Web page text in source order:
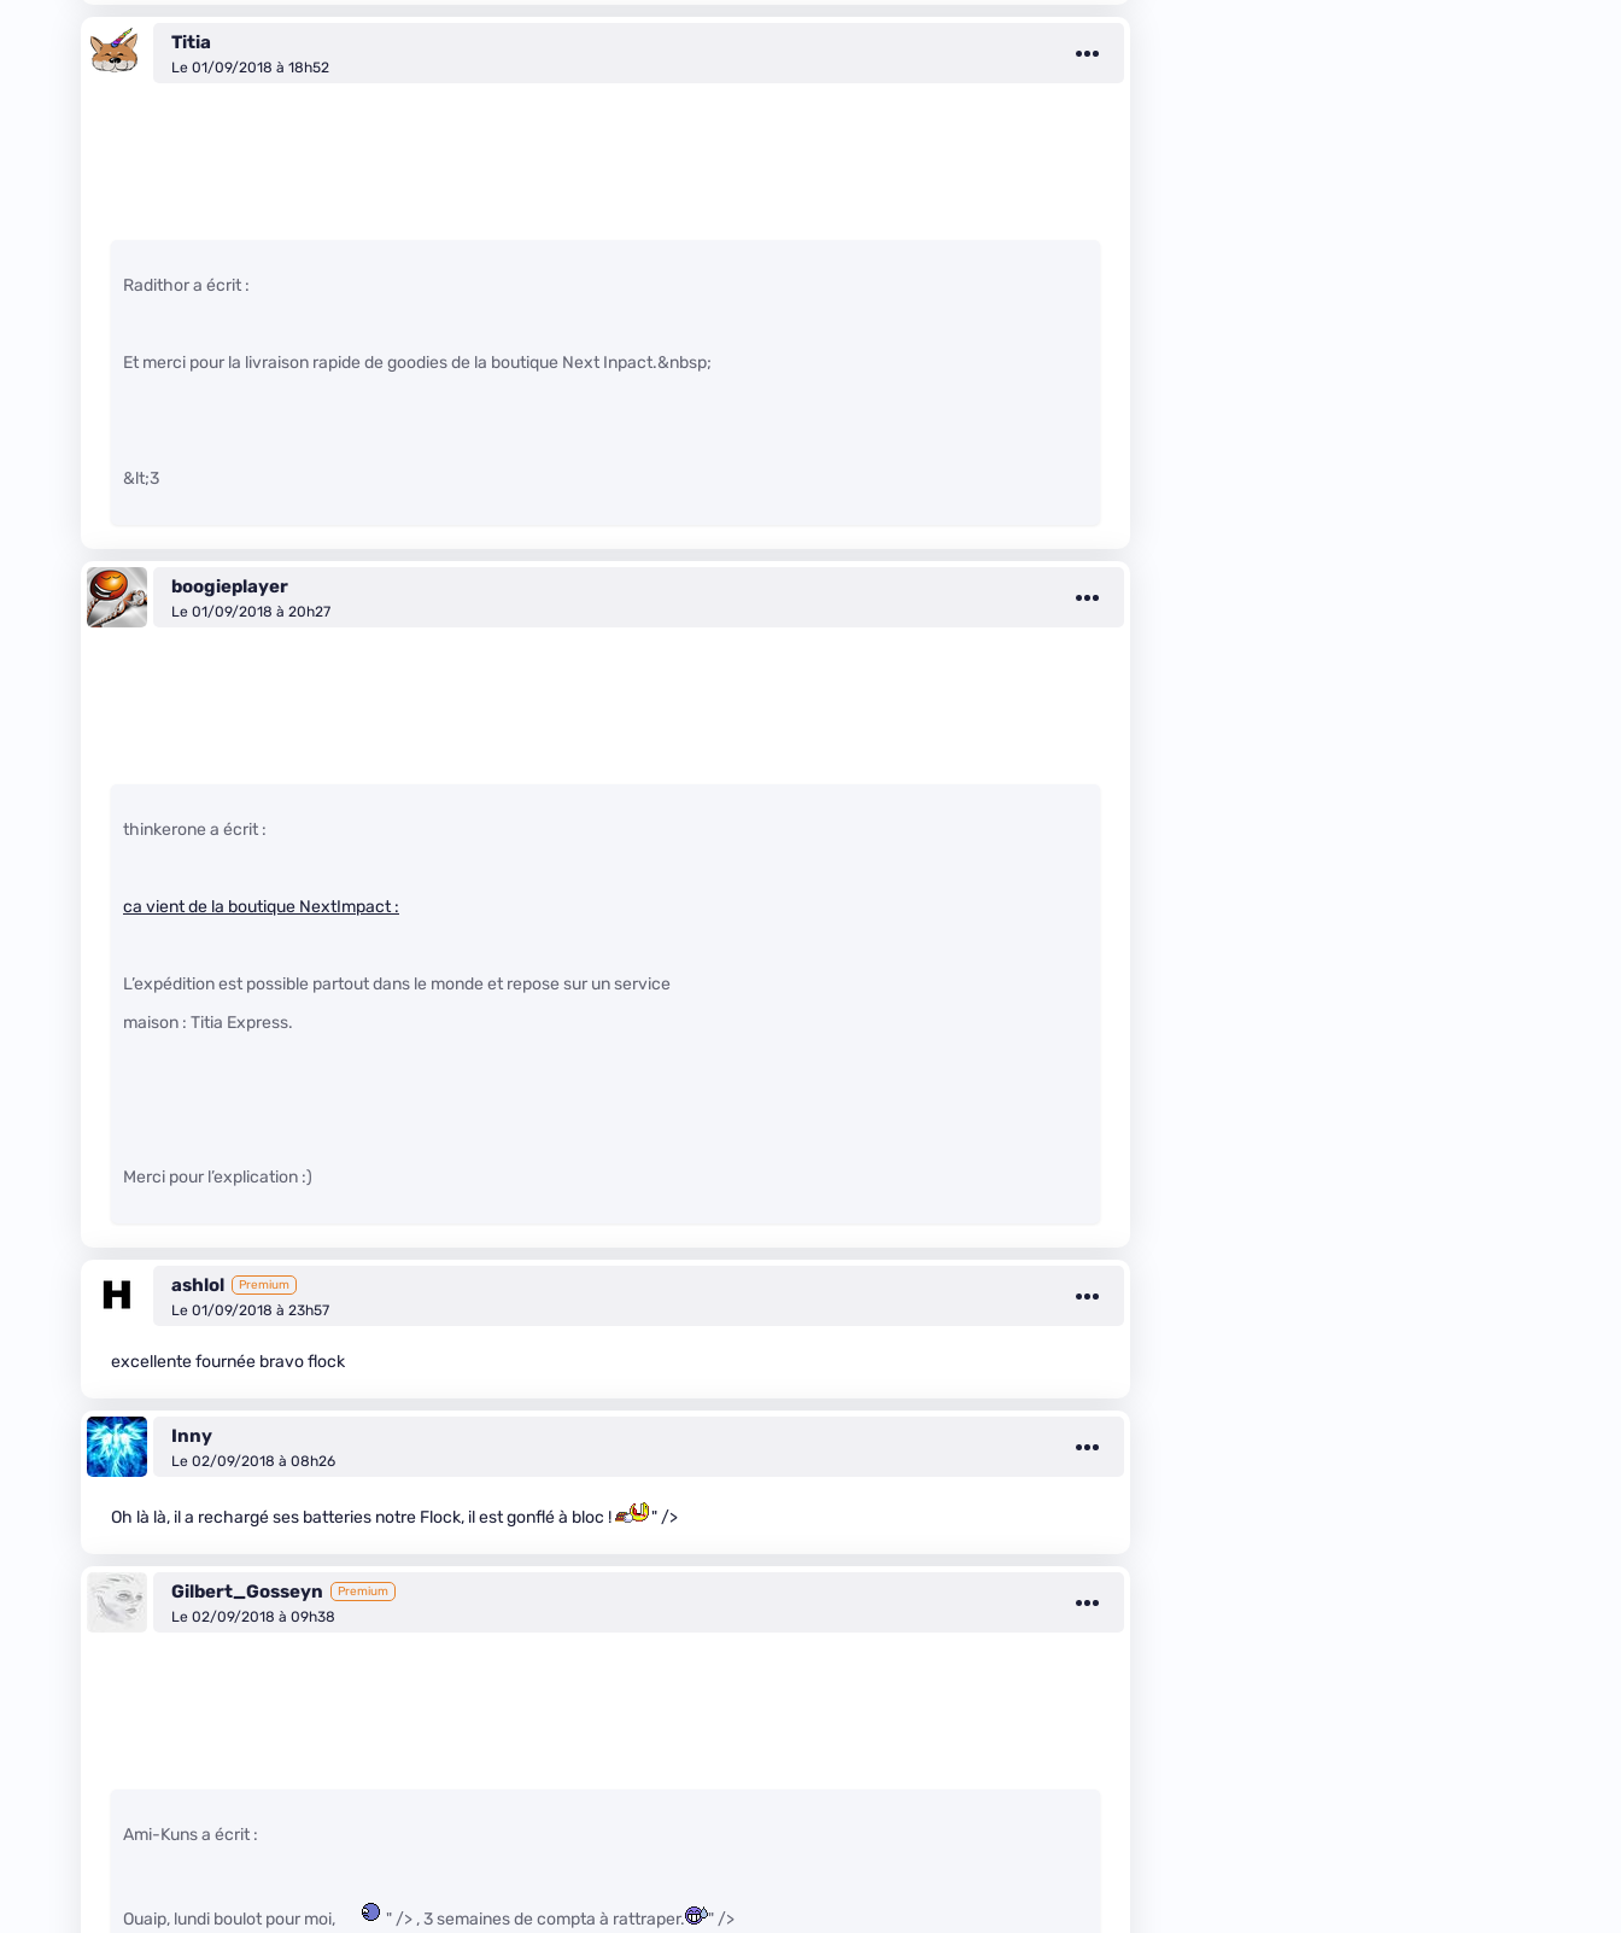
Titia
Le 01/09/2018 à 18h52
Radithor a écrit :
Et merci pour la livraison rapide de goodies de la boutique Next Inpact.&nbsp;
&lt;3
boogieplayer
Le 01/09/2018 à 20h27
thinkerone a écrit :
ca vient de la boutique NextImpact :
L’expédition est possible partout dans le monde et repose sur un service
maison : Titia Express.
Merci pour l’explication :)
ashlol Premium
Le 01/09/2018 à 23h57
excellente fournée bravo flock
Inny
Le 02/09/2018 à 08h26
Oh là là, il a rechargé ses batteries notre Flock, il est gonflé à bloc ! " />
Gilbert_Gosseyn Premium
Le 02/09/2018 à 09h38
Ami-Kuns a écrit :
Ouaip, lundi boulot pour moi, " /> , 3 semaines de compta à rattraper. " />